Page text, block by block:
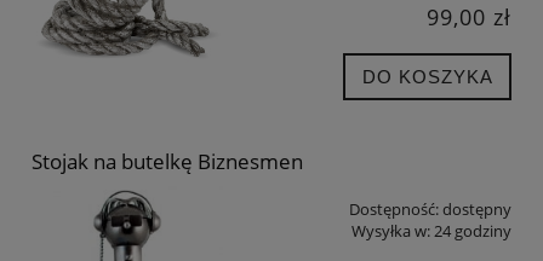
99,00 zł
DO KOSZYKA
Stojak na butelkę Biznesmen
Dostępność:dostępny
Wysyłka w:24 godziny